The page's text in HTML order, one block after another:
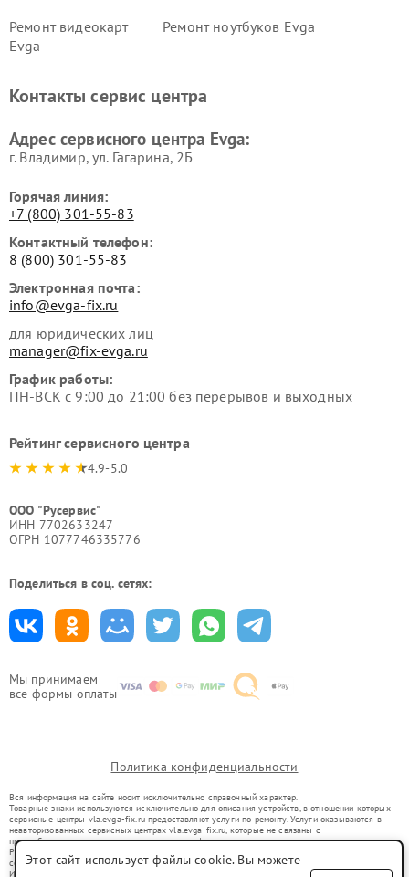
Мы принимаем
все формы оплаты
Ремонт видеокарт
Evga
Ремонт ноутбуков Evga
Контакты сервис центра
Адрес сервисного центра Evga:
г. Владимир, ул. Гагарина, 2Б
Горячая линия:
+7 (800) 301-55-83
Контактный телефон:
8 (800) 301-55-83
Электронная почта:
info@evga-fix.ru
для юридических лиц
manager@fix-evga.ru
График работы:
ПН-ВСК с 9:00 до 21:00 без перерывов и выходных
Рейтинг сервисного центра
4.9-5.0
ООО "Русервис"
ИНН 7702633247
ОГРН 1077746335776
Поделиться в соц. сетях:
Политика конфиденциальности
Вся информация на сайте носит исключительно справочный характер.
Товарные знаки используются исключительно для описания устройств, в отношении которых
сервисные центры vla.evga-fix.ru предоставляют услуги по ремонту. Услуги оказываются в
неавторизованных сервисных центрах vla.evga-fix.ru, которые не связаны с
правообладателями товарных знаков или их официальными представителями.
Ремонт осуществляется для устройств, уже введенных в гражданский оборот в соответствии
со статьей 1487 ГК РФ.
Использование товарных знаков не преследует цели индивидуализации услуг или введения
Этот сайт использует файлы cookie. Вы можете